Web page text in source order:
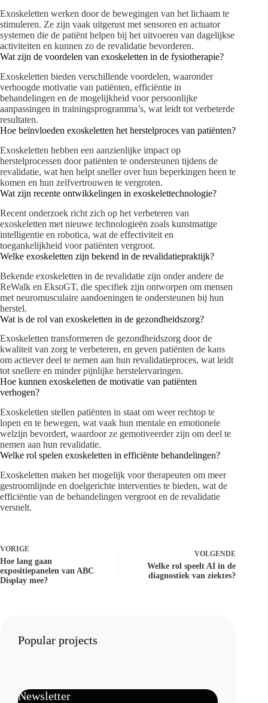
Exoskeletten werken door de bewegingen van het lichaam te
stimuleren. Ze zijn vaak uitgerust met sensoren en actuator
systemen die de patiënt helpen bij het uitvoeren van dagelijkse
activiteiten en kunnen zo de revalidatie bevorderen.
Wat zijn de voordelen van exoskeletten in de fysiotherapie?
Exoskeletten bieden verschillende voordelen, waaronder
verhoogde motivatie van patiënten, efficiëntie in
behandelingen en de mogelijkheid voor persoonlijke
aanpassingen in trainingsprogramma’s, wat leidt tot verbeterde
resultaten.
Hoe beïnvloeden exoskeletten het herstelproces van patiënten?
Exoskeletten hebben een aanzienlijke impact op
herstelprocessen door patiënten te ondersteunen tijdens de
revalidatie, wat hen helpt sneller over hun beperkingen heen te
komen en hun zelfvertrouwen te vergroten.
Wat zijn recente ontwikkelingen in exoskelettechnologie?
Recent onderzoek richt zich op het verbeteren van
exoskeletten met nieuwe technologieën zoals kunstmatige
intelligentie en robotica, wat de effectiviteit en
toegankelijkheid voor patiënten vergroot.
Welke exoskeletten zijn bekend in de revalidatiepraktijk?
Bekende exoskeletten in de revalidatie zijn onder andere de
ReWalk en EksoGT, die specifiek zijn ontworpen om mensen
met neuromusculaire aandoeningen te ondersteunen bij hun
herstel.
Wat is de rol van exoskeletten in de gezondheidszorg?
Exoskeletten transformeren de gezondheidszorg door de
kwaliteit van zorg te verbeteren, en geven patiënten de kans
om actiever deel te nemen aan hun revalidatieproces, wat leidt
tot snellere en minder pijnlijke herstelervaringen.
Hoe kunnen exoskeletten de motivatie van patiënten
verhogen?
Exoskeletten stellen patiënten in staat om weer rechtop te
lopen en te bewegen, wat vaak hun mentale en emotionele
welzijn bevordert, waardoor ze gemotiveerder zijn om deel te
nemen aan hun revalidatie.
Welke rol spelen exoskeletten in efficiënte behandelingen?
Exoskeletten maken het mogelijk voor therapeuten om meer
gestroomlijnde en doelgerichte interventies te bieden, wat de
efficiëntie van de behandelingen vergroot en de revalidatie
versnelt.
VORIGE
Hoe lang gaan
expositiepanelen van ABC
Display mee?
VOLGENDE
Welke rol speelt AI in de
diagnostiek van ziektes?
Popular projects
Newsletter